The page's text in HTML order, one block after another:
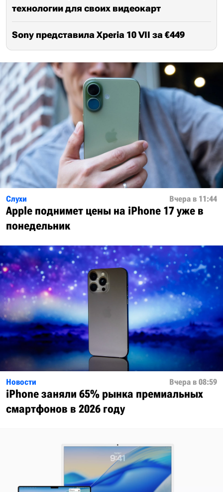
технологии для своих видеокарт
Sony представила Xperia 10 VII за €449
Слухи Вчера в 11:44
Apple поднимет цены на iPhone 17 уже в
понедельник
Новости Вчера в 08:59
iPhone заняли 65% рынка премиальных
смартфонов в 2026 году